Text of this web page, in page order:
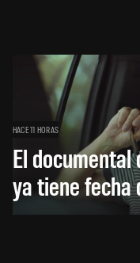
HACE 11 HORAS
El
ya tiene